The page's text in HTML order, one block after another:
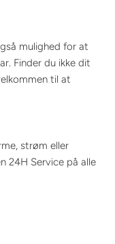
mulighed for at
Finder du ikke dit
til at
strøm eller
24H Service på alle